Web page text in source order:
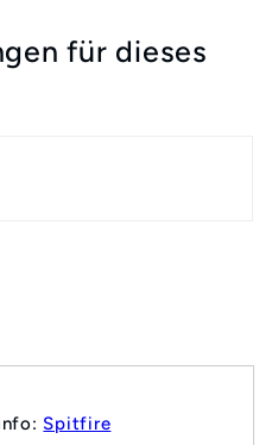
für dieses
Spitfire